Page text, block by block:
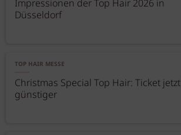
Impressionen der Top Hair 2026 in
Düsseldorf
TOP HAIR MESSE
Christmas Special Top Hair: Ticket jetzt
günstiger